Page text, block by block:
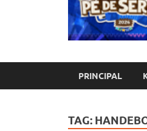
PRINCIPAL
TAG: